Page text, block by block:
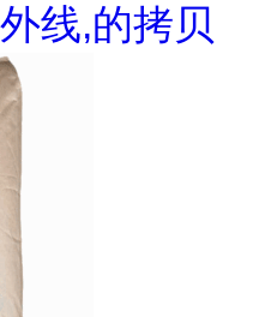
线,的拷贝